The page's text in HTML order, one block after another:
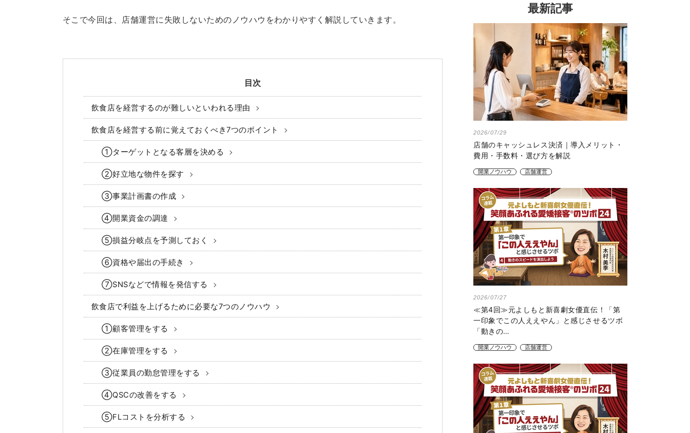
そこで今回は、店舗運営に失敗しないためのノウハウをわかりやすく解説していきます。
目次
飲食店を経営するのが難しいといわれる理由
飲食店を経営する前に覚えておくべき7つのポイント
①ターゲットとなる客層を決める
②好立地な物件を探す
③事業計画書の作成
④開業資金の調達
⑤損益分岐点を予測しておく
⑥資格や届出の手続き
⑦SNSなどで情報を発信する
飲食店で利益を上げるために必要な7つのノウハウ
①顧客管理をする
②在庫管理をする
③従業員の勤怠管理をする
④QSCの改善をする
⑤FLコストを分析する
最新記事
2026/07/29
店舗のキャッシュレス決済｜導入メリット・
費用・手数料・選び方を解説
開業ノウハウ 店舗運営
2026/07/27
≪第4回≫元よしもと新喜劇女優直伝！「第
一印象でこの人ええやん」と感じさせるツボ
「動きの…
開業ノウハウ 店舗運営